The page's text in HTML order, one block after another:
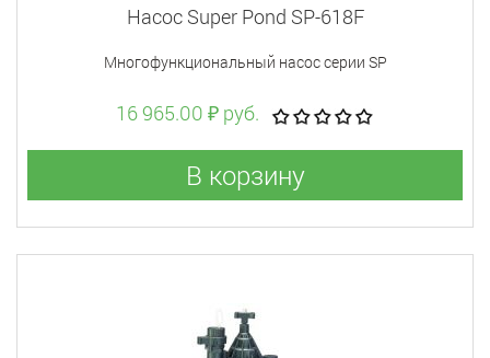
Насос Super Pond SP-618F
Многофункциональный насос серии SP
16 965.00 ₽ руб.
В корзину